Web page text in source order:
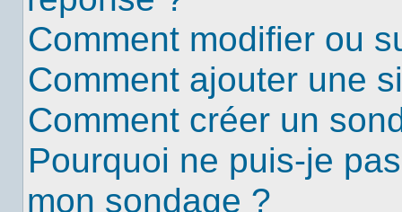
Comment modifier ou
Comment ajouter une
Comment créer un
Pourquoi ne puis-je
mon sondage ?